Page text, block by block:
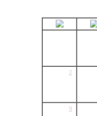
2
9